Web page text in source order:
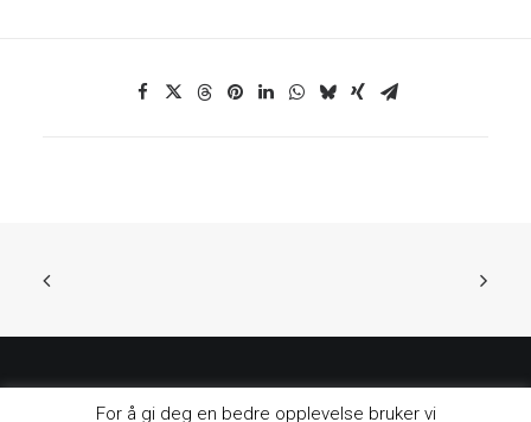
For å gi deg en bedre opplevelse bruker vi